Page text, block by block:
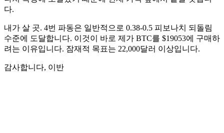
다.
내가 살 곳. 4번 파동은 일반적으로 0.38-0.5 피보나치 되돌림
수준에 도달합니다. 이것이 바로 제가 BTC를 $19053에 구매하
려는 이유입니다. 잠재적 목표는 22,000달러 이상입니다.
감사합니다, 이반